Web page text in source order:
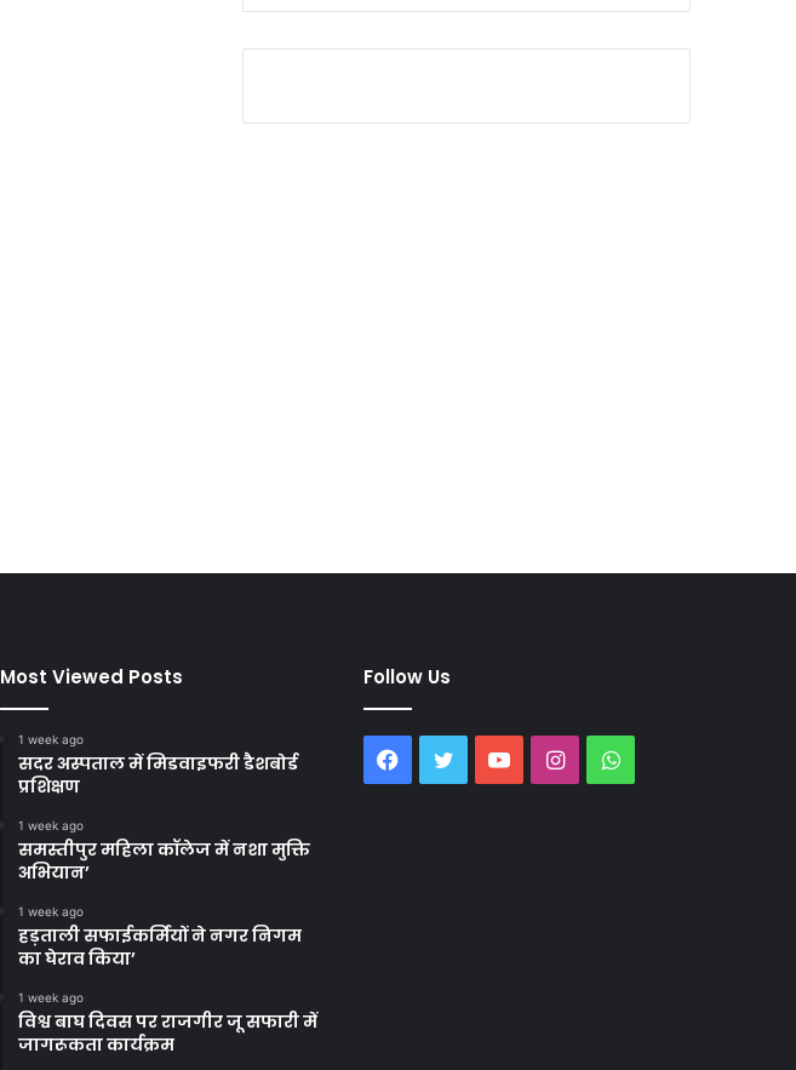
Most Viewed Posts
1 week ago
सदर अस्पताल में मिडवाइफरी डैशबोर्ड
प्रशिक्षण
1 week ago
समस्तीपुर महिला कॉलेज में नशा मुक्ति
अभियान’
1 week ago
हड़ताली सफाईकर्मियों ने नगर निगम
का घेराव किया’
1 week ago
विश्व बाघ दिवस पर राजगीर जू सफारी में
जागरूकता कार्यक्रम
Follow Us
Facebook
TwitterYouTubeInstagramWhatsApp